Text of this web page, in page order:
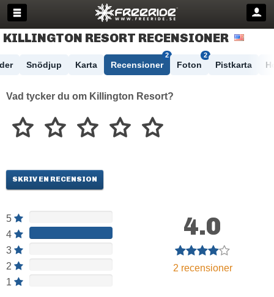
KILLINGTON RESORT RECENSIONER
Snödjup Karta Recensioner
2
Foton
2
Pistkarta
Vad tycker du om Killington Resort?
SKRIV EN RECENSION
5
4
3
2
1
4.0
2 recensioner